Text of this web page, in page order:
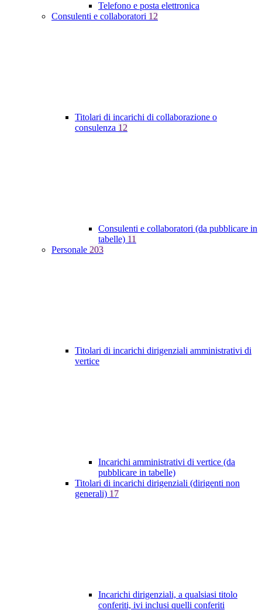
Telefono e posta elettronica
Consulenti e collaboratori 12
Titolari di incarichi di collaborazione o
consulenza 12
Consulenti e collaboratori (da pubblicare in
tabelle) 11
Personale 203
Titolari di incarichi dirigenziali amministrativi di
vertice
Incarichi amministrativi di vertice (da
pubblicare in tabelle)
Titolari di incarichi dirigenziali (dirigenti non
generali) 17
Incarichi dirigenziali, a qualsiasi titolo
conferiti, ivi inclusi quelli conferiti